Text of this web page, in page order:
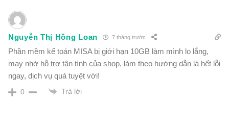
Nguyễn Thị Hồng Loan 7 tháng trước
Phần mềm kế toán MISA bị giới hạn 10GB làm mình lo lắng,
may nhờ hỗ trợ tận tình của shop, làm theo hướng dẫn là hết lỗi
ngay, dịch vụ quá tuyệt vời!
0 Trả lời